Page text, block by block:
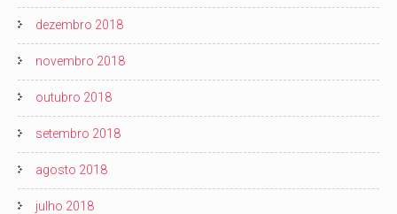
dezembro 2018
novembro 2018
outubro 2018
setembro 2018
agosto 2018
julho 2018